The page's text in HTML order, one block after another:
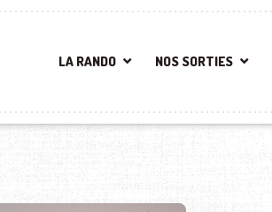
LA RANDO NOS SORTIES